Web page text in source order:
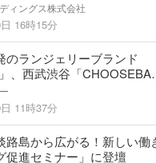
業として本格展開
ィングス株式会社
16時15分
のランジェリーブランド
、西武渋谷「
間限定出店
11時37分
路島から広がる！新しい働
促進セミナー」に登壇